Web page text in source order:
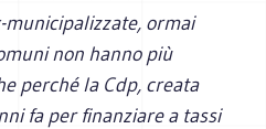
ormai
non hanno più
perché la Cdp, creata
fa per finanziare a tassi